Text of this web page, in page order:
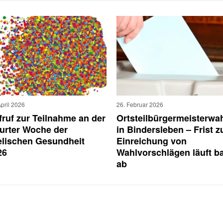
2026
zur Teilnahme an der
Woche der
Gesundheit
26. Februar 2026
in Bindersleben – Frist
Einreichung von
Wahlvorschlägen läuft
ab